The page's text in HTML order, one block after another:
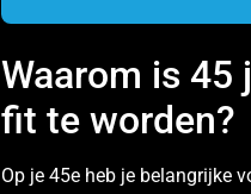
Waarom is
fit te worden?
Op je 45e heb je belangrijke